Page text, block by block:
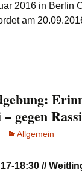
2016 in Berlin
am
gegen
Allgemein
18:30 //